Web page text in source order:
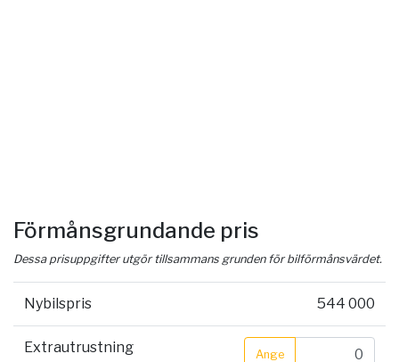
Förmånsgrundande pris
Dessa prisuppgifter utgör tillsammans grunden för bilförmånsvärdet.
Nybilspris 544 000
Extrautrustning Ange